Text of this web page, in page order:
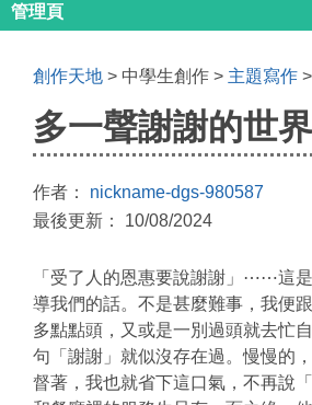
管理頁
創作天地 > 中學生創作 > 主題寫作 >
多一聲謝謝的世界
作者： nickname-dgs-980587
最後更新： 10/08/2024
「受了人的恩惠要說謝謝」⋯⋯這
導我們的話。不是甚麼難事，我便
多點點頭，又或是一別過頭就去忙
句「謝謝」就似沒存在過。慢慢的
督著，我也就省下這口氣，不再說